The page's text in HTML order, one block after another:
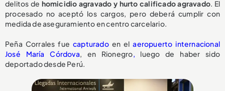
delitos de homicidio agravado y hurto calificado agravado. El
procesado no aceptó los cargos, pero deberá cumplir con
medida de aseguramiento en centro carcelario.
Peña Corrales fue capturadoen elaeropuerto internacional
José María Córdova, en Rionegro, luego de haber sido
deportado desde Perú.